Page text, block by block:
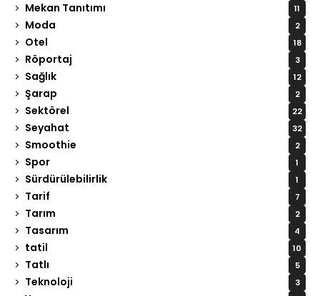
Mekan Tanıtımı 11
Moda 2
Otel 18
Röportaj 3
Sağlık 12
Şarap 2
Sektörel 22
Seyahat 32
Smoothie 2
Spor 1
Sürdürülebilirlik 1
Tarif 7
Tarım 2
Tasarım 4
tatil 10
Tatlı 5
Teknoloji 3